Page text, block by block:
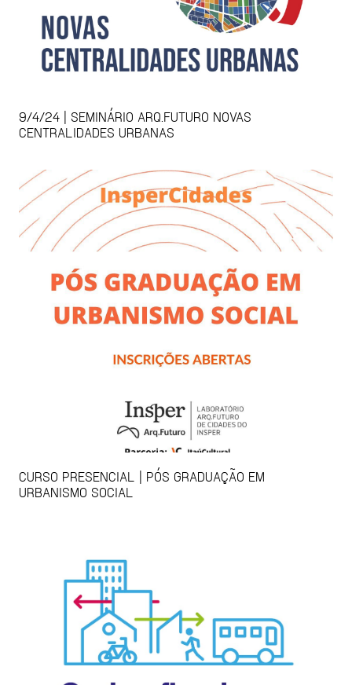
9/4/24 | SEMINÁRIO ARQ.FUTURO NOVAS
CENTRALIDADES URBANAS
CURSO PRESENCIAL | PÓS GRADUAÇÃO EM
URBANISMO SOCIAL